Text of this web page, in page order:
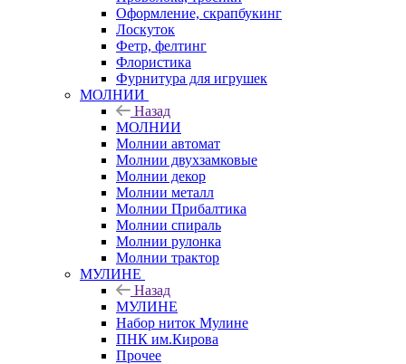
Оформление, скрапбукинг
Лоскуток
Фетр, фелтинг
Флористика
Фурнитура для игрушек
МОЛНИИ
Назад
МОЛНИИ
Молнии автомат
Молнии двухзамковые
Молнии декор
Молнии металл
Молнии Прибалтика
Молнии спираль
Молнии рулонка
Молнии трактор
МУЛИНЕ
Назад
МУЛИНЕ
Набор ниток Мулине
ПНК им.Кирова
Прочее